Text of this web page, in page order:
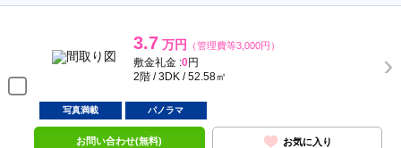
3.7 万円 （管理費等3,000円）
敷金礼金 :0円
2階 / 3DK / 52.58㎡
写真満載 パノラマ
お問い合わせ(無料) お気に入り